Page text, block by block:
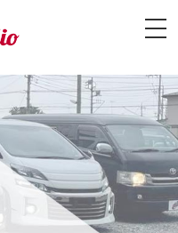
amites Car